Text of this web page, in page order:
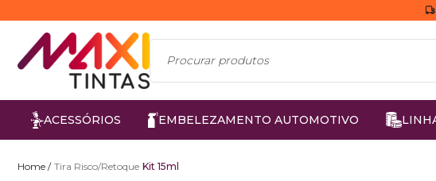
ACESSÓRIOS EMBELEZAMENTO AUTOMOTIVO
Tira Risco/Retoque Kit 15ml